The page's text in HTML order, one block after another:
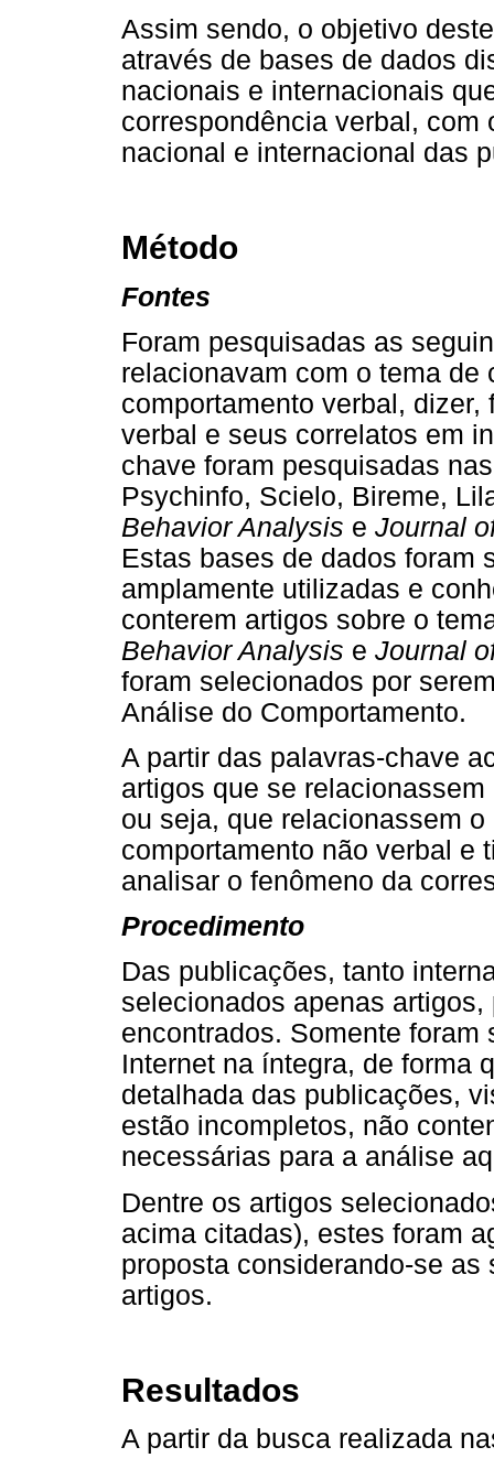
Assim sendo, o objetivo
através de bases de dados
nacionais e internacionais
correspondência verbal, com
nacional e internacional das
Método
Fontes
Foram pesquisadas as
relacionavam com o tema de
comportamento verbal,
verbal e seus correlatos em
chave foram pesquisadas
Psychinfo, Scielo, Bireme,
Behavior Analysis e Journal
Estas bases de dados foram
amplamente utilizadas e
conterem artigos sobre o
Behavior Analysis e Journal
foram selecionados por
Análise do Comportamento.
A partir das palavras-chave
artigos que se
ou seja, que relacionassem
comportamento não verbal e
analisar o fenômeno da
Procedimento
Das publicações, tanto
selecionados apenas
encontrados. Somente
Internet na íntegra, de forma
detalhada das publicações,
estão incompletos, não
necessárias para a análise
Dentre os artigos
acima citadas), estes foram
proposta considerando-se
artigos.
Resultados
A partir da busca realizada